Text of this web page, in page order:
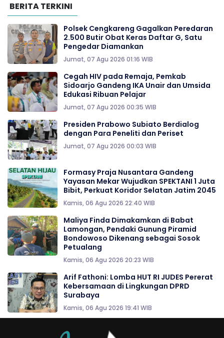
BERITA TERKINI
Polsek Cengkareng Gagalkan Peredaran
2.500 Butir Obat Keras Daftar G, Satu
Pengedar Diamankan
Jumat, 07 Agu 2026 01:16 WIB
Cegah HIV pada Remaja, Pemkab
Sidoarjo Gandeng IKA Unair dan Umsida
Edukasi Ribuan Pelajar
Jumat, 07 Agu 2026 00:35 WIB
Presiden Prabowo Subiato Berdialog
dengan Para Peneliti dan Periset
Jumat, 07 Agu 2026 00:03 WIB
Formasy Praja Nusantara Gandeng
Yayasan Mekar Wujudkan SPEKTANI 1 Juta
Bibit, Perkuat Koridor Selatan Jatim 2045
Kamis, 06 Agu 2026 22:40 WIB
Maliya Finda Dimakamkan di Babat
Lamongan, Pendaki Gunung Piramid
Bondowoso Dikenang sebagai Sosok
Petualang
Kamis, 06 Agu 2026 20:23 WIB
Arif Fathoni: Lomba HUT RI JUDES Pererat
Kebersamaan di Lingkungan DPRD
Surabaya
Kamis, 06 Agu 2026 19:41 WIB